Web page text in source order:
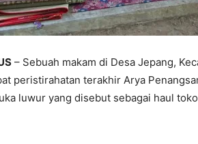
– Sebuah makam di Desa Jepang,
peristirahatan terakhir Arya
luwur yang disebut sebagai haul